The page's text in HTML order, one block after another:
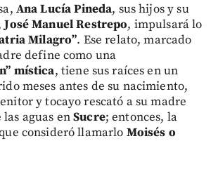
Ana Lucía Pineda, sus hijos y su
José Manuel Restrepo, impulsará lo
Milagro”. Ese relato, marcado
define como una
mística, tiene sus raíces en un
meses antes de su nacimiento,
y tocayo rescató a su madre
las aguas enSucre; entonces, la
consideró llamarlo Moisés o